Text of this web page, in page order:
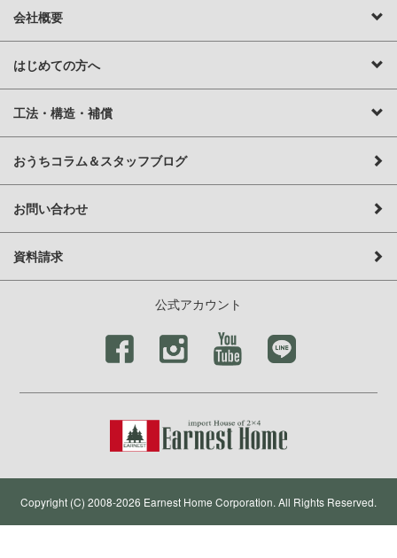
会社概要
はじめての方へ
工法・構造・補償
おうちコラム＆スタッフブログ
お問い合わせ
資料請求
公式アカウント
Copyright (C) 2008-2026 Earnest Home Corporation. All Rights Reserved.